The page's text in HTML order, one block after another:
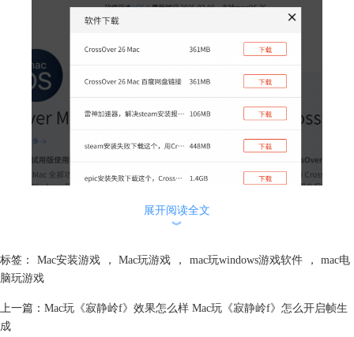
图1：下载、安装CrossOver
展开阅读全文
︾
标签： Mac安装游戏 ， Mac玩游戏 ， mac玩windows游戏软件 ，
mac电
脑玩游戏
上一篇： Mac玩《寂静岭f》效果怎么样 Mac玩《寂静岭f》怎么开启帧生
成